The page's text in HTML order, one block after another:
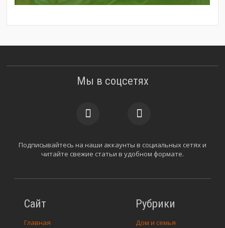
Сайт
Главная
Рубрики
Дом и семья
Мы в соцсетях
Подписывайтесь на наши аккаунты в социальных сетях и
читайте свежие статьи в удобном формате.